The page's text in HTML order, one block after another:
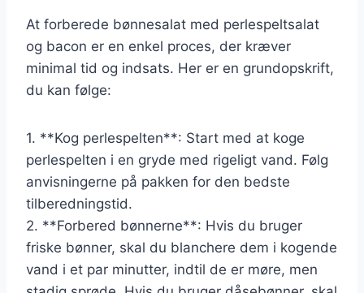
At forberede bønnesalat med perlespeltsalat
og bacon er en enkel proces, der kræver
minimal tid og indsats. Her er en grundopskrift,
du kan følge:
1. **Kog perlespelten**: Start med at koge
perlespelten i en gryde med rigeligt vand. Følg
anvisningerne på pakken for den bedste
tilberedningstid.
2. **Forbered bønnerne**: Hvis du bruger
friske bønner, skal du blanchere dem i kogende
vand i et par minutter, indtil de er møre, men